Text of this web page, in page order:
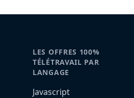
LES OFFRES 100%
TÉLÉTRAVAIL PAR
LANGAGE
Javascript